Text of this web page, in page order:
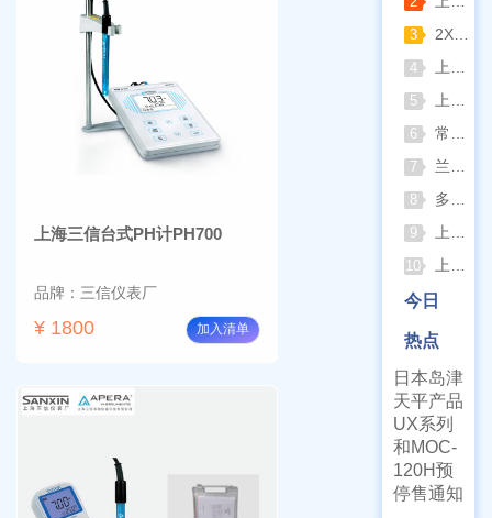
上海三信台式PH计PH700
品牌：三信仪表厂
¥ 1800 加入清单
3 2XZ-2/4旋片真空泵完整清洗拆装流程（临海永昊真空泵实操指南）
4 上海一恒恒温振荡器全新控温升级技术介绍
5 上海精宏2026年最新动态：触控升级与低温干燥新方案落地
6 常熟双杰2026年8月动态：以产品迭代与资质沉淀夯实实验室设备合规根基
7 兰格恒流泵2026年8月动态：以专利落地与合规升级筑牢精密流体传输根基
8 多水样批量检测场景下 水质仪器提升作业效率的实践思路
9 上海棱光752Pro紫外可见分光光度计核心优势与适用场景解析
10 上海亚荣旋蒸+真空泵一站式实验室配套方案
今日
热点
日本岛津
天平产品
UX系列
和MOC-
120H预
停售通知